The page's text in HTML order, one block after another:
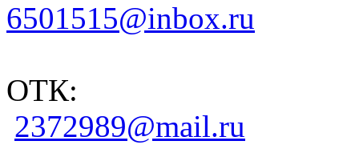
6501515@inbox.ru
ОТК:
2372989@mail.ru